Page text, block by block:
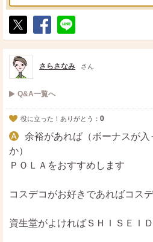
ポ
ス
ト
シ
ェ
送
る
さらさなみ さん
Q&A一覧へ
役に立った！ありがとう： 0
余裕があれば（ボーナスが入
か）
ＰＯＬＡをおすすめします
コスデコがお好きであればコス
資生堂がよければＳＨＩＳＥＩ